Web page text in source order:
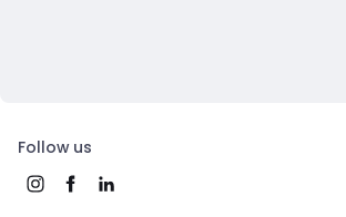
Follow us